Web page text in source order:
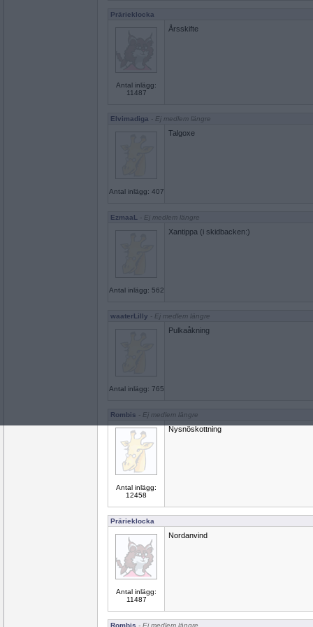
Prärieklocka
Antal inlägg:
11487
Årsskifte
Elvimadiga - Ej medlem längre
Antal inlägg: 407
Talgoxe
EzmaaL - Ej medlem längre
Antal inlägg: 562
Xantippa (i skidbacken:)
waaterLilly - Ej medlem längre
Antal inlägg: 765
Pulkaåkning
Rombis - Ej medlem längre
Antal inlägg:
12458
Nysnöskottning
Prärieklocka
Antal inlägg:
11487
Nordanvind
Rombis - Ej medlem längre